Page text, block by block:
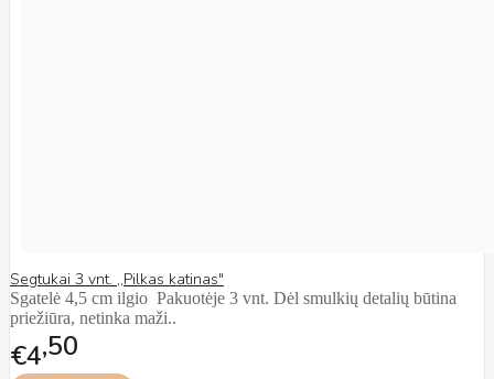
Segtukai 3 vnt. ,,Pilkas katinas"
Sgatelė 4,5 cm ilgio Pakuotėje 3 vnt. Dėl smulkių detalių būtina
priežiūra, netinka maži..
€4 50